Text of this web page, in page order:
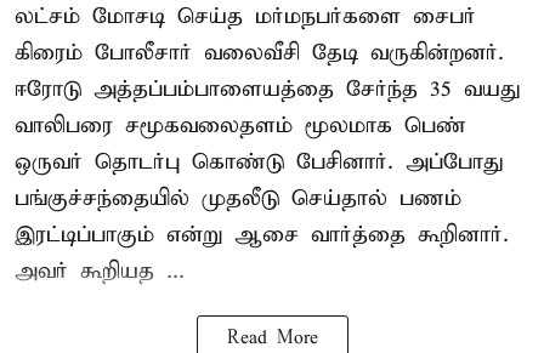
லட்சம் மோசடி செய்த மர்மநபர்களை சைபர்
கிரைம் போலீசார் வலைவீசி தேடி வருகின்றனர்.
ஈரோடு அத்தப்பம்பாளையத்தை சேர்ந்த 35 வயது
வாலிபரை சமூகவலைதளம் மூலமாக பெண்
ஒருவர் தொடர்பு கொண்டு பேசினார். அப்போது
பங்குச்சந்தையில் முதலீடு செய்தால் பணம்
இரட்டிப்பாகும் என்று ஆசை வார்த்தை கூறினார்.
அவர் கூறியத ...
Read More